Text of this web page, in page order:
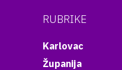
RUBRIKE
Karlovac
Županija